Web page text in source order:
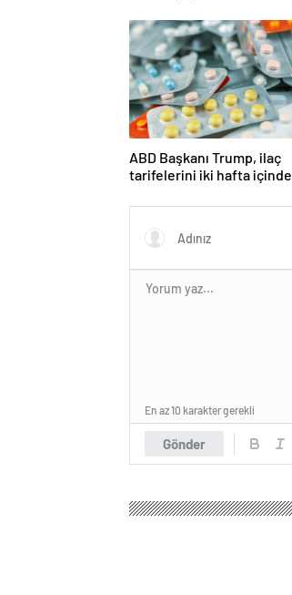
ABD Başkanı Trump, ilaç
tarifelerini iki hafta içinde
Gönder
En az 10 karakter gerekli